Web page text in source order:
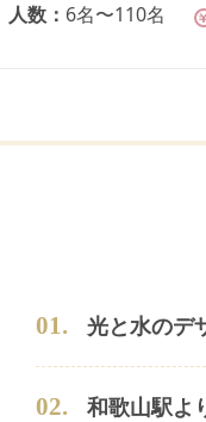
人数 6名〜110名
01. 光と水のデ
02. 和歌山駅よ